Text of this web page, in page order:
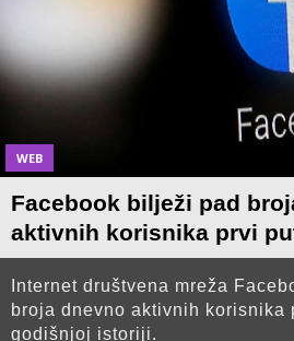
WEB
Facebook bilježi pad
aktivnih korisnika prvi
Internet društvena mreža
broja dnevno aktivnih korisnika
godišnjoj istoriji.